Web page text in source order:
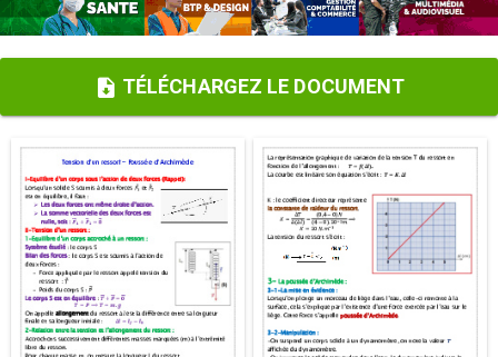
TÉLÉCHARGEZ LE DOCUMENT